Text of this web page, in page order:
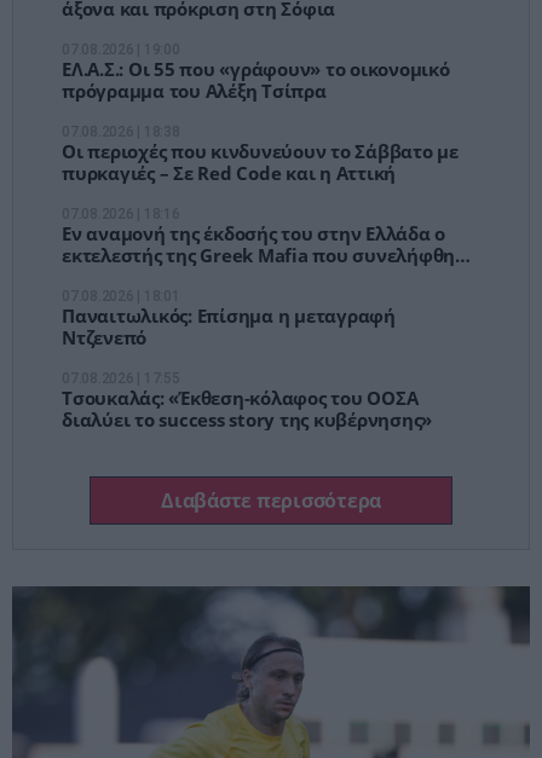
άξονα και πρόκριση στη Σόφια
ΕΛ.Α.Σ.: Οι 55 που «γράφουν» το οικονομικό
πρόγραμμα του Αλέξη Τσίπρα
Οι περιοχές που κινδυνεύουν το Σάββατο με
πυρκαγιές – Σε Red Code και η Αττική
Εν αναμονή της έκδοσής του στην Ελλάδα ο
εκτελεστής της Greek Mafia που συνελήφθη
Παναιτωλικός: Επίσημα η μεταγραφή
Ντζενεπό
Τσουκαλάς: «Έκθεση-κόλαφος του ΟΟΣΑ
διαλύει το success story της κυβέρνησης»
Διαβάστε περισσότερα